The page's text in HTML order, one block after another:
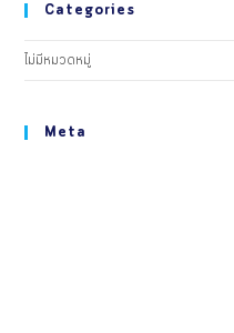
Categories
ไม่มีหมวดหมู่
Meta